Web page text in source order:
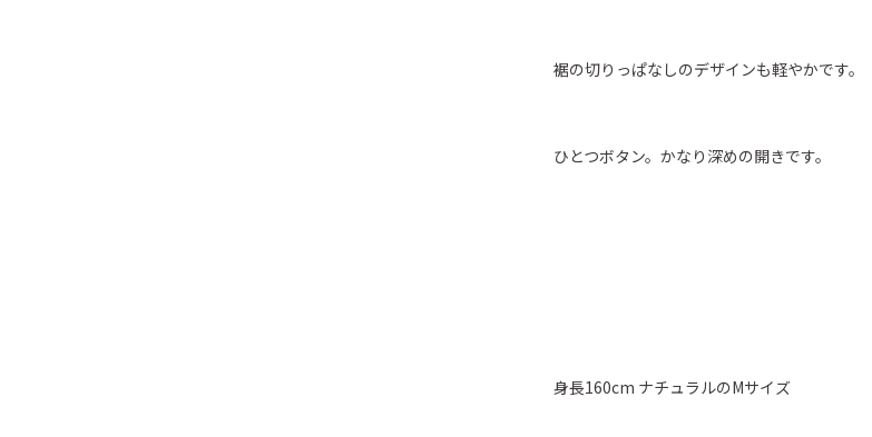
裾の切りっぱなしのデザインも軽やかです。
ひとつボタン。かなり深めの開きです。
身長160cm ナチュラルのMサイズ